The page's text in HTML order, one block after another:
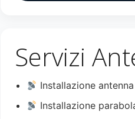
Servizi
Installazione
Installazione